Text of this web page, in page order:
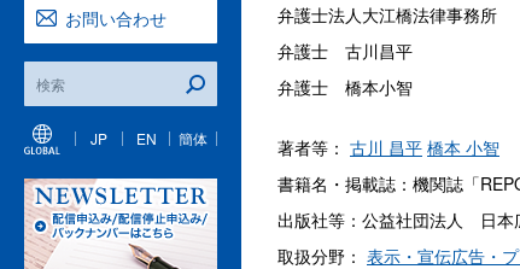
お問い合わせ
JP EN 簡体
弁護士法人大江橋法律事務所
弁護士 古川昌平
弁護士 橋本小智
著者等： 古川 昌平 橋本 小智
書籍名・掲載誌：機関誌「
出版社等：公益社団法人 日本
取扱分野： 表示・宣伝広告・